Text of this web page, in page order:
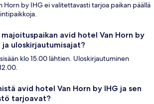
Horn by IHG ei valitettavasti tarjoa paikan päällä
avid hotel Van Horn by
ja uloskirjautumisajat?
klo 15.00 lähtien. Uloskirjautuminen
avid hotel Van Horn by IHG ja sen
tarjoavat?